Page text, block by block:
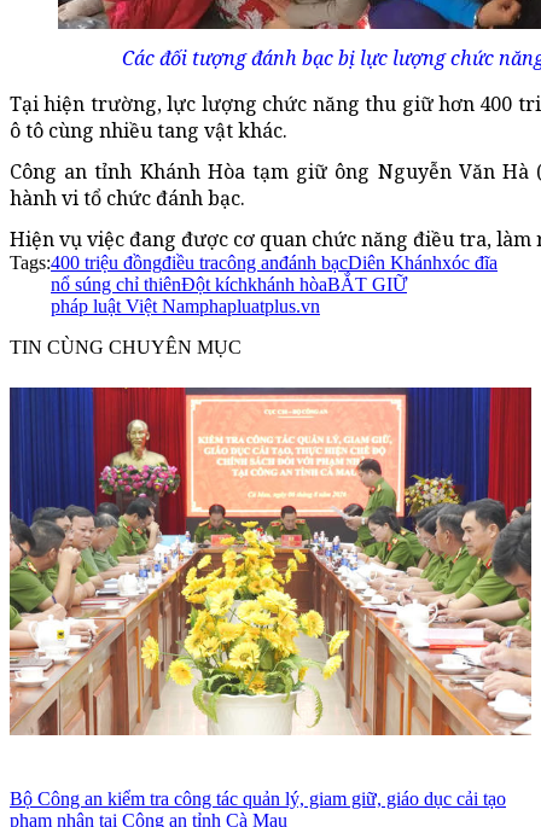
Các đối tượng đánh bạc bị lực lượng chức
Tại hiện trường, lực lượng chức năng thu giữ hơn 400
ô tô cùng nhiều tang vật khác.
Công an tỉnh Khánh Hòa tạm giữ ông Nguyễn Văn
hành vi tổ chức đánh bạc.
Hiện vụ việc đang được cơ quan chức năng điều tra, làm
Tags:400 triệu đồngđiều tracông anđánh bạcDiên Khánhxóc đĩa
nổ súng chỉ thiênĐột kíchkhánh hòaBẮT GIỮ
pháp luật Việt Namphapluatplus.vn
TIN CÙNG CHUYÊN MỤC
Bộ Công an kiểm tra công tác quản lý, giam giữ, giáo dục cải tạo
phạm nhân tại Công an tỉnh Cà Mau